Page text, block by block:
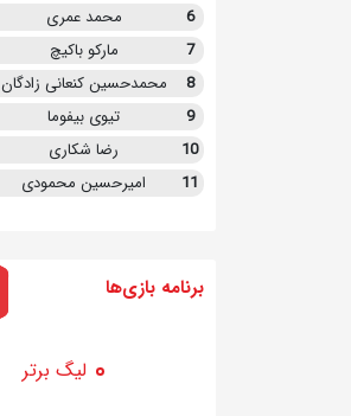
6
محمد عمری
7
مارکو باکیچ
8
محمدحسین کنعانی زادگان
9
تیوی بیفوما
10
رضا شکاری
11
امیرحسین محمودی
برنامه بازی ها
لیگ برتر